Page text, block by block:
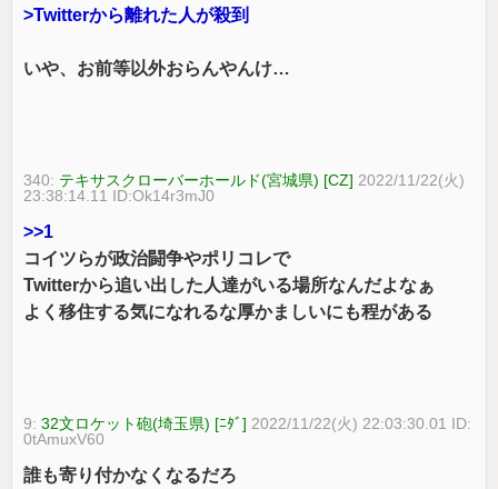
>Twitterから離れた人が殺到
いや、お前等以外おらんやんけ…
340: テキサスクローバーホールド(宮城県) [CZ] 2022/11/22(火)
23:38:14.11 ID:Ok14r3mJ0
>>1
コイツらが政治闘争やポリコレで
Twitterから追い出した人達がいる場所なんだよなぁ
よく移住する気になれるな厚かましいにも程がある
9:32文ロケット砲(埼玉県) [ﾆﾀﾞ] 2022/11/22(火) 22:03:30.01 ID:
0tAmuxV60
誰も寄り付かなくなるだろ